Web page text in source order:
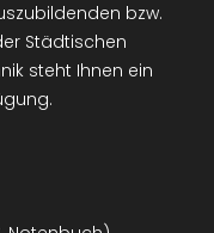
bzw.
Städtischen
steht Ihnen ein